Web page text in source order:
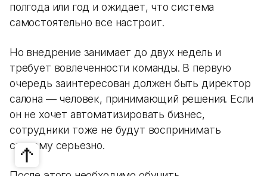
полгода или год и ожидает, что система
самостоятельно все настроит.
Но внедрение занимает до двух недель и
требует вовлеченности команды. В первую
очередь заинтересован должен быть директор
салона — человек, принимающий решения. Если
он не хочет автоматизировать бизнес,
сотрудники тоже не будут воспринимать
систему серьезно.